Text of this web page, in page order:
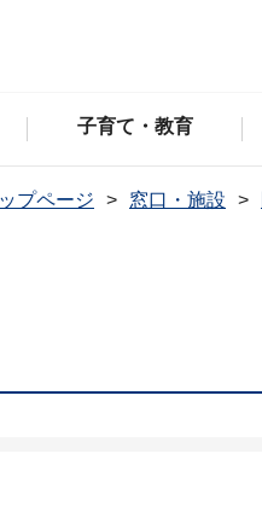
子育て・教育
プページ 窓口・施設